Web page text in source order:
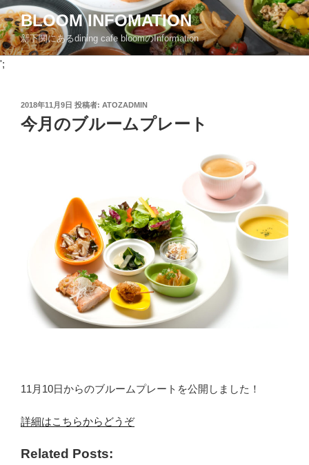
コ
ン
テ
ン
BLOOM INFOMATION
新下関にあるdining cafe bloomのInformation
';
投
稿
日:
2018年11月9日 投稿者: ATOZADMIN
今月のブルームプレート
11月10日からのブルームプレートを公開しました！
詳細はこちらからどうぞ
Related Posts: